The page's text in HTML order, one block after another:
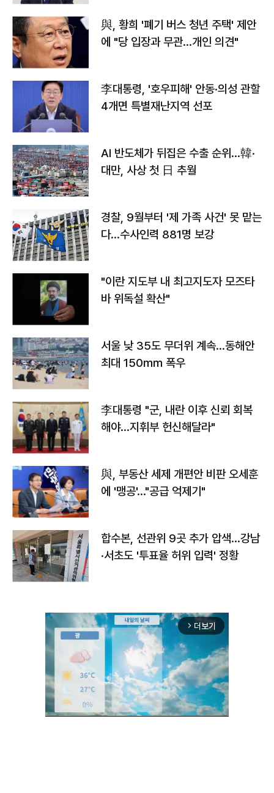
與, 황희 '폐기 버스 청년 주택' 제안
에 "당 입장과 무관…개인 의견"
李대통령, '호우피해' 안동·의성 관할
4개면 특별재난지역 선포
AI 반도체가 뒤집은 수출 순위…韓·
대만, 사상 첫 日 추월
경찰, 9월부터 '제 가족 사건' 못 맡는
다…수사인력 881명 보강
"이란 지도부 내 최고지도자 모즈타
바 위독설 확산"
서울 낮 35도 무더위 계속…동해안
최대 150㎜ 폭우
李대통령 "군, 내란 이후 신뢰 회복
해야…지휘부 헌신해달라"
與, 부동산 세제 개편안 비판 오세훈
에 '맹공'…"공급 억제기"
합수본, 선관위 9곳 추가 압색…강남
·서초도 '투표율 허위 입력' 정황
arrow_forward_ios 더보기